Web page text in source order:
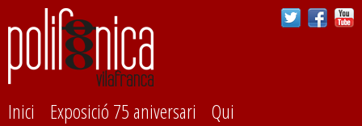
contingut
Inici Exposició 75 aniversari
Qui